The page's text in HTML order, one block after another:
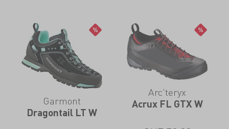
Garmont
Dragontail LT W
Arc'teryx
Acrux FL GTX W